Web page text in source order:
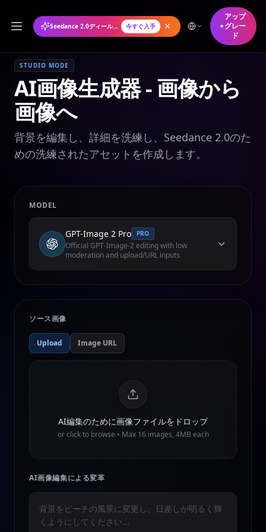
Seedance 2.0ディール年間プランが50%オフ 今すぐ入手
アップ
グレー
ド
STUDIO MODE
AI画像生成器 - 画像から
画像へ
背景を編集し、詳細を洗練し、Seedance 2.0のた
めの洗練されたアセットを作成します。
MODEL
GPT-Image 2 Pro PRO
Official GPT-Image-2 editing with low
moderation and upload/URL inputs
ソース画像
Upload Image URL
AI編集のために画像ファイルをドロップ
or click to browse • Max 16images, 4MB each
AI画像編集による変革